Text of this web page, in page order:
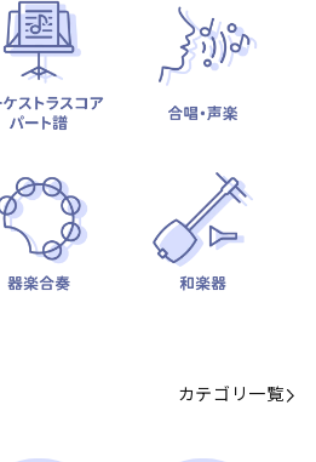
カテゴリ一覧